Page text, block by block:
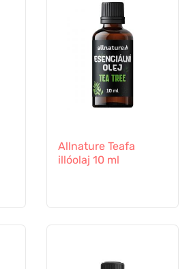
Allnature Teafa
illóolaj 10 ml